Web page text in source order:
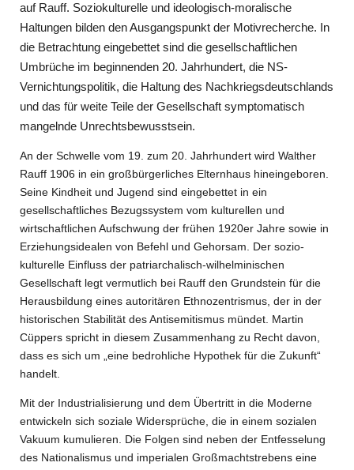
auf Rauff. Soziokulturelle und ideologisch-moralische
Haltungen bilden den Ausgangspunkt der Motivrecherche. In
die Betrachtung eingebettet sind die gesellschaftlichen
Umbrüche im beginnenden 20. Jahrhundert, die NS-
Vernichtungspolitik, die Haltung des Nachkriegsdeutschlands
und das für weite Teile der Gesellschaft symptomatisch
mangelnde Unrechtsbewusstsein.
An der Schwelle vom 19. zum 20. Jahrhundert wird Walther
Rauff 1906 in ein großbürgerliches Elternhaus hineingeboren.
Seine Kindheit und Jugend sind eingebettet in ein
gesellschaftliches Bezugssystem vom kulturellen und
wirtschaftlichen Aufschwung der frühen 1920er Jahre sowie in
Erziehungsidealen von Befehl und Gehorsam. Der sozio-
kulturelle Einfluss der patriarchalisch-wilhelminischen
Gesellschaft legt vermutlich bei Rauff den Grundstein für die
Herausbildung eines autoritären Ethnozentrismus, der in der
historischen Stabilität des Antisemitismus mündet. Martin
Cüppers spricht in diesem Zusammenhang zu Recht davon,
dass es sich um „eine bedrohliche Hypothek für die Zukunft“
handelt.
Mit der Industrialisierung und dem Übertritt in die Moderne
entwickeln sich soziale Widersprüche, die in einem sozialen
Vakuum kumulieren. Die Folgen sind neben der Entfesselung
des Nationalismus und imperialen Großmachtstrebens eine